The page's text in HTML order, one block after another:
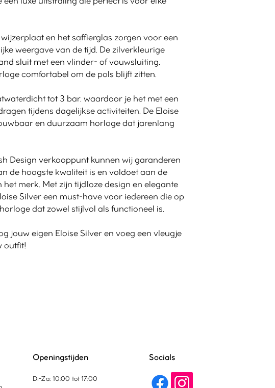
en het saffierglas zorgen voor een
weergave van de tijd. De zilverkleurige
sluit met een vlinder- of vouwsluiting,
comfortabel om de pols blijft zitten.
tot 3 bar, waardoor je het met een
tijdens dagelijkse activiteiten. De Eloise
en duurzaam horloge dat jarenlang
Design verkooppunt kunnen wij garanderen
de hoogste kwaliteit is en voldoet aan de
het merk. Met zijn tijdloze design en elegante
Silver een must-have voor iedereen die op
dat zowel stijlvol als functioneel is.
jouw eigen Eloise Silver en voeg een vleugje
outfit!
Openingstijden
Di-Za: 10:00 tot 17:00
Socials